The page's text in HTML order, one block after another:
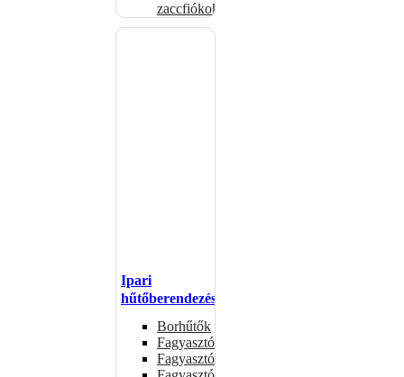
zaccfiókok
Ipari
hűtőberendezések
Borhűtők
Fagyasztóasztalok
Fagyasztóládák